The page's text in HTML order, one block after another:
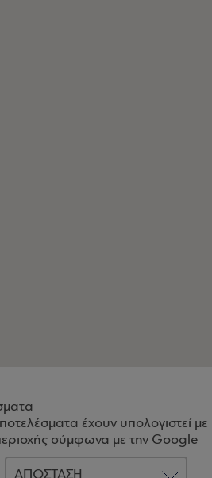
έχουν υπολογιστεί με
σύμφωνα με την Google